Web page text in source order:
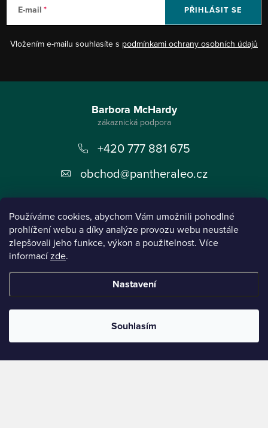
Používáme cookies, abychom Vám umožnili pohodlné
prohlížení webu a díky analýze provozu webu neustále
zlepšovali jeho funkce, výkon a použitelnost. Více
informacízde.
Nastavení
Souhlasím
E-mail
Vložením e-mailu souhlasíte s podmínkami ochrany osobních údajů
PŘIHLÁSIT SE
Informace pro vás
Barbora McHardy
+420 777 881 675
obchod@pantheraleo.cz
zaměřený na inovaci webu a marketingových nástrojů financovaný Evropskou Unií -